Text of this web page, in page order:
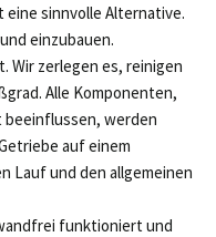
sinnvolle Alternative.
einzubauen.
Wir zerlegen es, reinigen
Alle Komponenten,
beeinflussen, werden
auf einem
Lauf und den allgemeinen
funktioniert und